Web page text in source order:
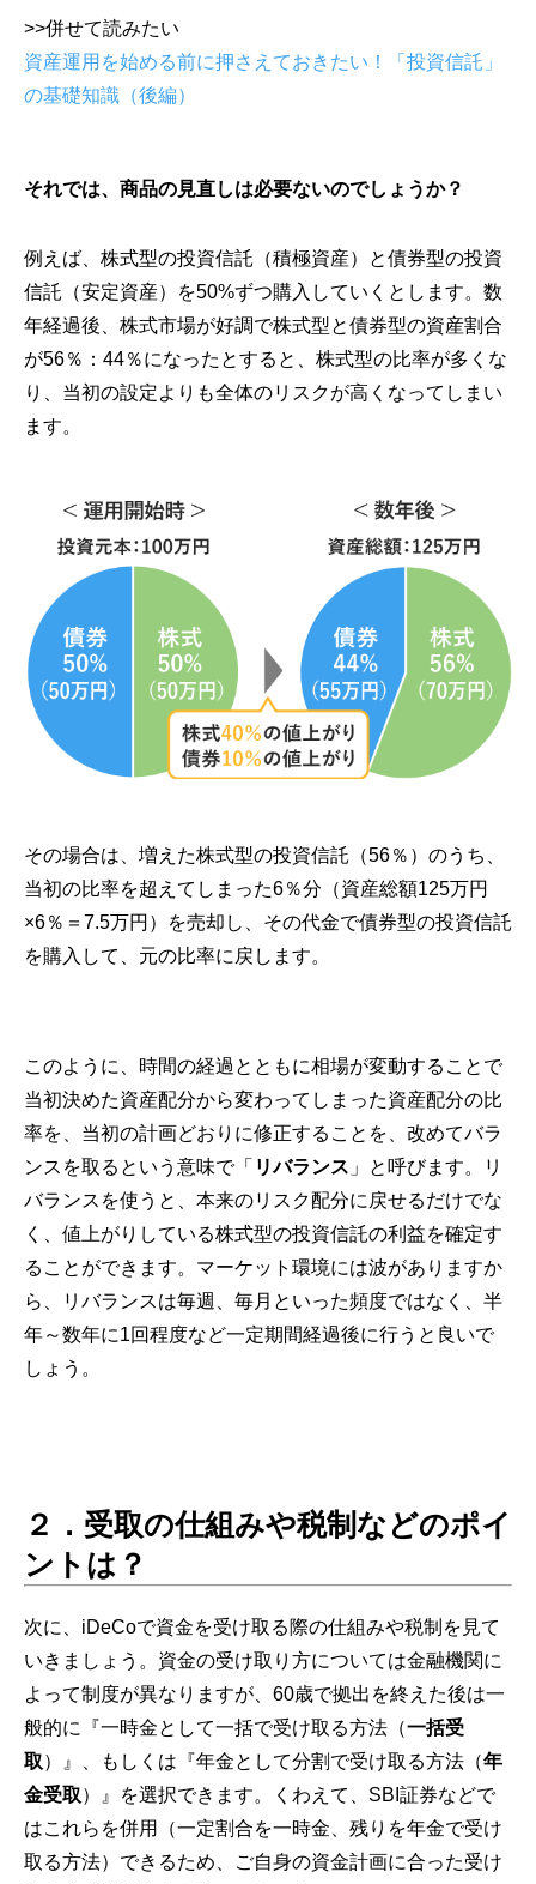
>>併せて読みたい
資産運用を始める前に押さえておきたい！「投資信託」
の基礎知識（後編）
それでは、商品の見直しは必要ないのでしょうか？
例えば、株式型の投資信託（積極資産）と債券型の投資
信託（安定資産）を50%ずつ購入していくとします。数
年経過後、株式市場が好調で株式型と債券型の資産割合
が56％：44％になったとすると、株式型の比率が多くな
り、当初の設定よりも全体のリスクが高くなってしまい
ます。
その場合は、増えた株式型の投資信託（56％）のうち、
当初の比率を超えてしまった6％分（資産総額125万円
×6％＝7.5万円）を売却し、その代金で債券型の投資信託
を購入して、元の比率に戻します。
このように、時間の経過とともに相場が変動することで
当初決めた資産配分から変わってしまった資産配分の比
率を、当初の計画どおりに修正することを、改めてバラ
ンスを取るという意味で「 リバランス 」と呼びます。リ
バランスを使うと、本来のリスク配分に戻せるだけでな
く、値上がりしている株式型の投資信託の利益を確定す
ることができます。マーケット環境には波がありますか
ら、リバランスは毎週、毎月といった頻度ではなく、半
年～数年に1回程度など一定期間経過後に行うと良いで
しょう。
２．受取の仕組みや税制などのポイ
ントは？
次に、iDeCoで資金を受け取る際の仕組みや税制を見て
いきましょう。資金の受け取り方については金融機関に
よって制度が異なりますが、60歳で拠出を終えた後は一
般的に『一時金として一括で受け取る方法（一括受
取）』、もしくは『年金として分割で受け取る方法（年
金受取）』を選択できます。くわえて、SBI証券などで
はこれらを併用（一定割合を一時金、残りを年金で受け
取る方法）できるため、ご自身の資金計画に合った受け